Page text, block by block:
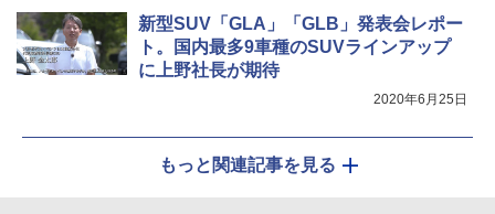
新型SUV「GLA」「GLB」発表会レポー
ト。国内最多9車種のSUVラインアップ
に上野社長が期待
2020年6月25日
もっと関連記事を見る